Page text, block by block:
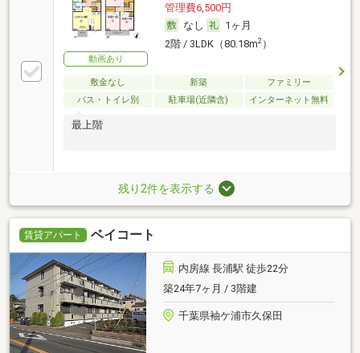
動画あり
管理費6,500円
なし
1ヶ月
2階 / 3LDK（80.18m2）
敷金なし 新築
ファミリー
バス・トイレ別
駐車場(近隣含) インターネット無料
最上階
残り2件を表示する
賃貸アパート ベイコート
内房線 長浦駅 徒歩22分
築24年7ヶ月 / 3階建
千葉県袖ケ浦市久保田